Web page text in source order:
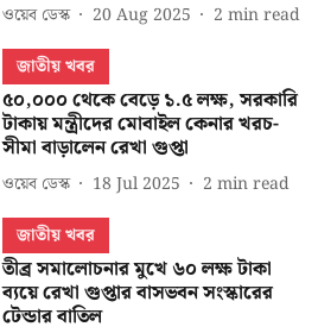
ওয়েব ডেস্ক 20 Aug 2025 2 min read
জাতীয় খবর
৫০,০০০ থেকে বেড়ে ১.৫ লক্ষ, সরকারি
টাকায় মন্ত্রীদের মোবাইল কেনার খরচ-
সীমা বাড়ালেন রেখা গুপ্তা
ওয়েব ডেস্ক 18 Jul 2025 2 min read
জাতীয় খবর
তীব্র সমালোচনার মুখে ৬০ লক্ষ টাকা
ব্যয়ে রেখা গুপ্তার বাসভবন সংস্কারের
টেন্ডার বাতিল